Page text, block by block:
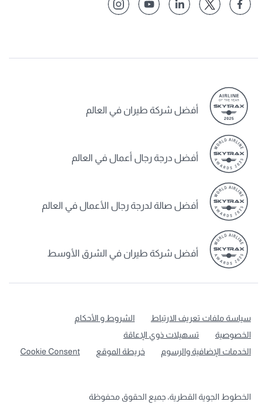
أفضل شركة طيران في العالم
أفضل درجة رجال أعمال في العالم
أفضل صالة لدرجة رجال الأعمال في العالم
أفضل شركة طيران في الشرق الأوسط
سياسة ملفات تعريف الارتباط
الشروط و الأحكام
الخصوصية
تسهيلات ذوي الإعاقة
الخدمات الإضافية والرسوم
خريطة الموقع Cookie Consent
الخطوط الجوية القطرية، جميع الحقوق محفوظة